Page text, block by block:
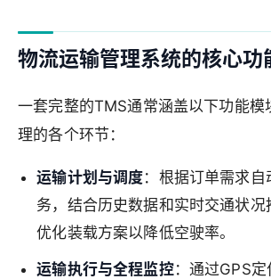
物流运输管理系统的核心功
一套完整的TMS通常涵盖以下功能模
理的各个环节：
运输计划与调度：根据订单需求
务，结合历史数据和实时交通状况
优化装载方案以降低空驶率。
运输执行与全程监控：通过GPS